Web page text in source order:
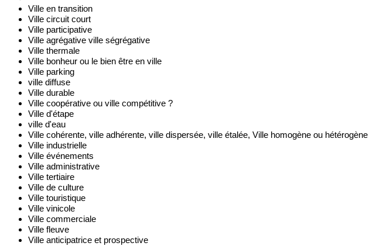
Ville en transition
Ville circuit court
Ville participative
Ville agrégative ville ségrégative
Ville thermale
Ville bonheur ou le bien être en ville
Ville parking
ville diffuse
Ville durable
Ville coopérative ou ville compétitive ?
Ville d'étape
ville d'eau
Ville cohérente, ville adhérente, ville dispersée, ville étalée, Ville homogène ou hétérogène
Ville industrielle
Ville événements
Ville administrative
Ville tertiaire
Ville de culture
Ville touristique
Ville vinicole
Ville commerciale
Ville fleuve
Ville anticipatrice et prospective